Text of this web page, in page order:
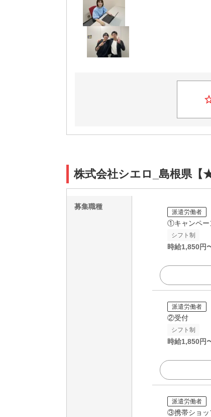
株式会社シエロ_島根県【
募集職種
派遣労働者
①キャンペー
シフト制
時給1,850円
派遣労働者
②受付
シフト制
時給1,850円
派遣労働者
③携帯ショッ